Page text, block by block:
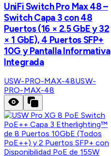
UniFi Switch Pro Max 48 –
Switch Capa 3 con 48
Puertos (16 × 2.5 GbE y 32
× 1 GbE), 4 Puertos SFP+
10G y Pantalla Informativa
Integrada
USW-PRO-MAX-48USW-
PRO-MAX-48